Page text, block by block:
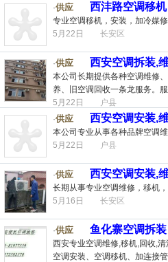
·供应 西沣路空调移
专业空调移机，安装，加冷媒
5月22日
长安区
·供应 西安空调拆装,
本公司长期提供各种空调维修
养、旧空调回收一条龙服务。
5月22日
户县
·供应 西安空调安装,
本公司专业从事各种品牌空调
5月22日
户县
·供应 西安空调安装,
长期从事专业空调维修，移机
5月16日
长安区
·供应 鱼化寨空调拆
西安专业空调维修,移机,回收,
空调安装、空调移机、加连接